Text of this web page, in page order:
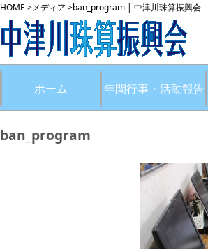
HOME >メディア >ban_program | 中津川珠算振興会
ホーム 年間行事・活動報告
ban_program